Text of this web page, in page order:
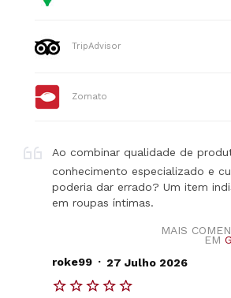
TripAdvisor
Zomato
Ao combinar qualidade de
conhecimento especializado e
poderia dar errado? Um item
em roupas íntimas.
MAIS
EM
roke99 . 27 Julho 2026